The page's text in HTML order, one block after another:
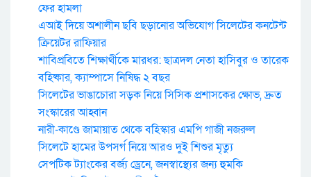
ফের হামলা
এআই দিয়ে অশালীন ছবি ছড়ানোর অভিযোগ সিলেটের কনটেন্ট
ক্রিয়েটর রাফিয়ার
শাবিপ্রবিতে শিক্ষার্থীকে মারধর: ছাত্রদল নেতা হাসিবুর ও তারেক
বহিষ্কার, ক্যাম্পাসে নিষিদ্ধ ২ বছর
সিলেটের ভাঙাচোরা সড়ক নিয়ে সিসিক প্রশাসকের ক্ষোভ, দ্রুত
সংস্কারের আহ্বান
নারী-কাণ্ডে জামায়াত থেকে বহিস্কার এমপি গাজী নজরুল
সিলেটে হামের উপসর্গ নিয়ে আরও দুই শিশুর মৃত্যু
সেপটিক ট্যাংকের বর্জ্য ড্রেনে, জনস্বাস্থ্যের জন্য হুমকি